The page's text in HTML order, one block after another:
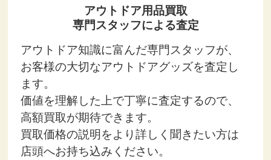
アウトドア用品買取
専門スタッフによる査定
アウトドア知識に富んだ専門スタッフが、
お客様の大切なアウトドアグッズを査定し
ます。
価値を理解した上で丁寧に査定するので、
高額買取が期待できます。
買取価格の説明をより詳しく聞きたい方は
店頭へお持ち込みください。